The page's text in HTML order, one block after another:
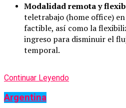
Modalidad remota y
teletrabajo (home office)
factible, así como la
ingreso para disminuir el
temporal.
Continuar Leyendo
Argentina